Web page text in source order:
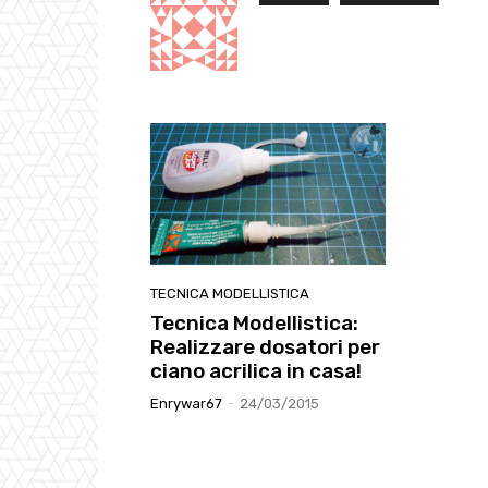
TECNICA MODELLISTICA
Tecnica Modellistica:
Realizzare dosatori per
ciano acrilica in casa!
Enrywar67 - 24/03/2015